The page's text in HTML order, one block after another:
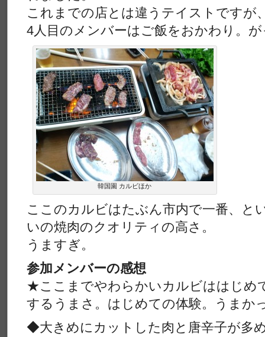
これまでの店とは違うテイストですが
4人目のメンバーはご飯をおかわり。
韓国園 カルビほか
ここのカルビはたぶん市内で一番、と
いの焼肉のクオリティの高さ。
うますぎ。
参加メンバーの感想
★ここまでやわらかいカルビははじめ
するうまさ。はじめての体験。うまか
◆大きめにカットした肉と唐辛子が多